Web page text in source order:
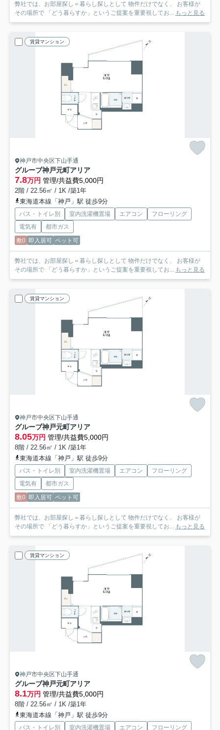
弊社では、お部屋探し＝暮らし探しとして 物件だけでなく、 お客様が
その場所で 「どう暮らすか」というご提案を重要視してお... もっと見る
賃貸マンション
神戸市中央区下山手通
グルーブ神戸元町アリア
7.8万円 管理/共益費5,000円
2階 / 22.56㎡ / 1K /築1年
東海道本線「神戸」駅 徒歩9分
バス・トイレ別 室内洗濯機置場 エアコン
フローリング
電気有
都市ガス
敷0 即入居可 ペット可
弊社では、お部屋探し＝暮らし探しとして 物件だけでなく、 お客様が
その場所で 「どう暮らすか」というご提案を重要視してお... もっと見る
賃貸マンション
神戸市中央区下山手通
グルーブ神戸元町アリア
8.05万円 管理/共益費5,000円
8階 / 22.56㎡ / 1K /築1年
東海道本線「神戸」駅 徒歩9分
バス・トイレ別 室内洗濯機置場 エアコン
フローリング
電気有
都市ガス
敷0 即入居可 ペット可
弊社では、お部屋探し＝暮らし探しとして 物件だけでなく、 お客様が
その場所で 「どう暮らすか」というご提案を重要視してお... もっと見る
賃貸マンション
神戸市中央区下山手通
グルーブ神戸元町アリア
8.1万円 管理/共益費5,000円
8階 / 22.56㎡ / 1K /築1年
東海道本線「神戸」駅 徒歩9分
バス・トイレ別 室内洗濯機置場 エアコン フローリング